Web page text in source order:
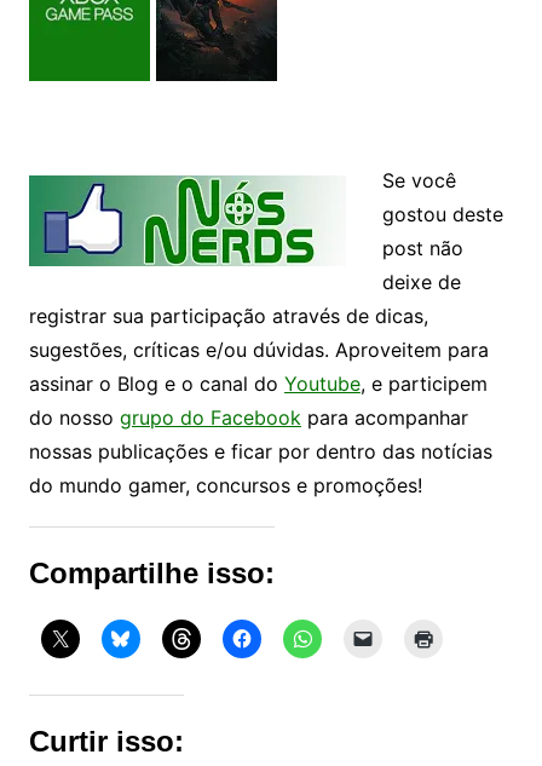
Se você
gostou deste
post não
deixe de
registrar sua participação através de dicas,
sugestões, críticas e/ou dúvidas. Aproveitem para
assinar o Blog e o canal do Youtube, e participem
do nosso grupo do Facebook para acompanhar
nossas publicações e ficar por dentro das notícias
do mundo gamer, concursos e promoções!
Compartilhe isso:
Curtir isso: